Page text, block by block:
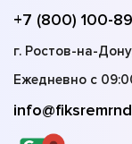
+7 (800) 100-
г. Ростов-на-
Ежедневно с